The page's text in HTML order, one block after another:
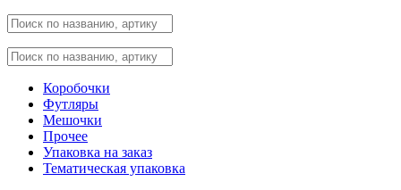
Коробочки
Футляры
Мешочки
Прочее
Упаковка на заказ
Тематическая упаковка